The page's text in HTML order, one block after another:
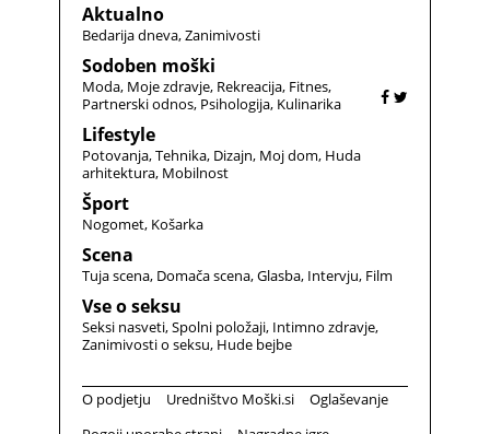
Aktualno
Bedarija dneva Zanimivosti
Sodoben moški
Moda Moje zdravje Rekreacija Fitnes
Partnerski odnos Psihologija Kulinarika
Lifestyle
Potovanja Tehnika Dizajn Moj dom Huda
arhitektura Mobilnost
Šport
Nogomet Košarka
Scena
Tuja scena Domača scena Glasba Intervju Film
Vse o seksu
Seksi nasveti Spolni položaji Intimno zdravje
Zanimivosti o seksu Hude bejbe
O podjetju Uredništvo Moški.si
Oglaševanje